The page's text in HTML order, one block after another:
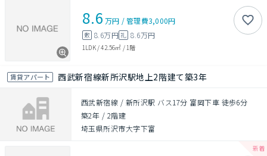
8.6 万円 /管理費3,000円
敷 8.6万円礼 8.6万円
1LDK/42.56㎡ / 1階
賃貸アパート 西武新宿線新所沢駅地上2階建て築3年
西武新宿線 / 新所沢駅 バス17分 富岡下車 徒歩6分
築2年 / 2階建
埼玉県所沢市大字下富